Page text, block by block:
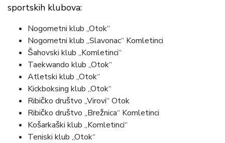
sportskih klubova:
Nogometni klub „Otok“
Nogometni klub „Slavonac“ Komletinci
Šahovski klub „Komletinci“
Taekwando klub „Otok“
Atletski klub „Otok“
Kickboksing klub „Otok“
Ribičko društvo „Virovi“ Otok
Ribičko društvo „Brežnica“ Komletinci
Košarkaški klub „Komletinci“
Teniski klub „Otok“